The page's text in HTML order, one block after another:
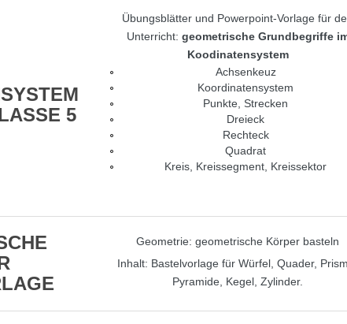
5
Übungsblätter und Powerpoint-Vorlage für
Unterricht: geometrische Grundbegriffe
Koodinatensystem
Achsenkeuz
Koordinatensystem
Punkte, Strecken
Dreieck
Rechteck
Quadrat
Kreis, Kreissegment, Kreissektor
Geometrie: geometrische Körper basteln
Inhalt: Bastelvorlage für Würfel, Quader,
Pyramide, Kegel, Zylinder.